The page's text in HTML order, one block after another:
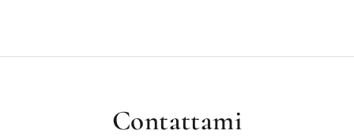
Contattami